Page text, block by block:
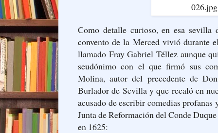
Como detalle curioso, en esa
convento de la Merced vivió durante
llamado Fray Gabriel Téllez aunque
seudónimo con el que firmó sus
Molina, autor del precedente de
Burlador de Sevilla y que recaló en
acusado de escribir comedias
Junta de Reformación del Conde
en 1625: